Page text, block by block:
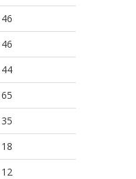
46
46
44
65
35
18
12